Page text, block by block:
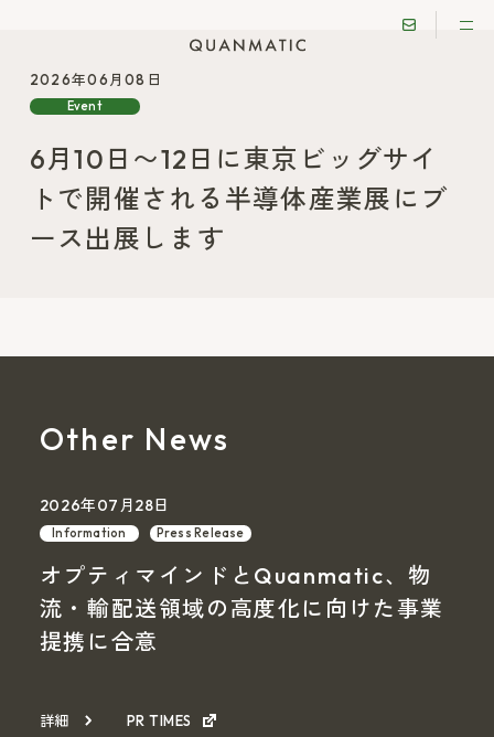
2026年06月08日
Event
6月10日〜12日に東京ビッグサイ
トで開催される半導体産業展にブ
ース出展します
Other News
2026年07月28日
Information Press Release
オプティマインドとQuanmatic、物
流・輸配送領域の高度化に向けた事業
提携に合意
詳細 PR TIMES